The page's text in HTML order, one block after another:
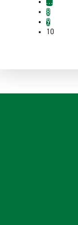
…
8
9
10